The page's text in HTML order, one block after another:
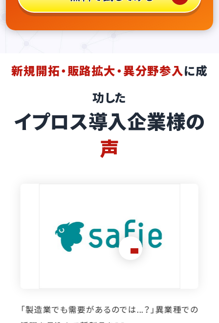
新規開拓・販路拡大・異分野参入に成
功した
イプロス導入企業様の
声
想定外のニーズ発掘に寄与。イプロス掲載によ